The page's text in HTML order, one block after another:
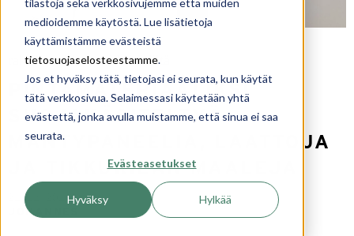
medioidemme käytöstä. Lue lisätietoja
käyttämistämme evästeistä
tietosuojaselosteestamme.
Jos et hyväksy tätä, tietojasi ei seurata, kun käytät
tätä verkkosivua. Selaimessasi käytetään yhtä
evästettä, jonka avulla muistamme, että sinua ei saa
seurata.
Evästeasetukset
Hyväksy Hylkää
raksablogi,koti arkkitehdiltä
PINTAMATERIAALIKSI
SUOJAKÄSITELTYÄ
MÄNTYPANEELIA, LAATTOJA
JA TIKKURILAN MAALEJA
21. 12. 2018
JOHANNES